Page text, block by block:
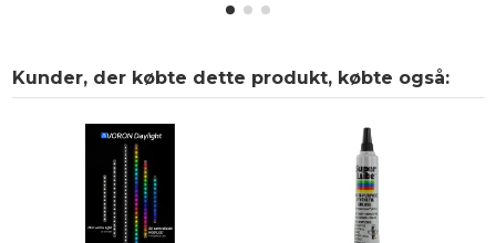
Kunder, der købte dette produkt, købte også: